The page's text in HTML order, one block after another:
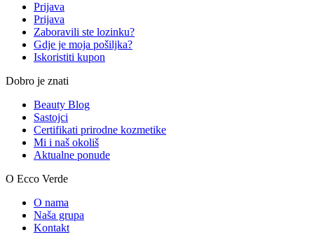
Prijava
Prijava
Zaboravili ste lozinku?
Gdje je moja pošiljka?
Iskoristiti kupon
Dobro je znati
Beauty Blog
Sastojci
Certifikati prirodne kozmetike
Mi i naš okoliš
Aktualne ponude
O Ecco Verde
O nama
Naša grupa
Kontakt